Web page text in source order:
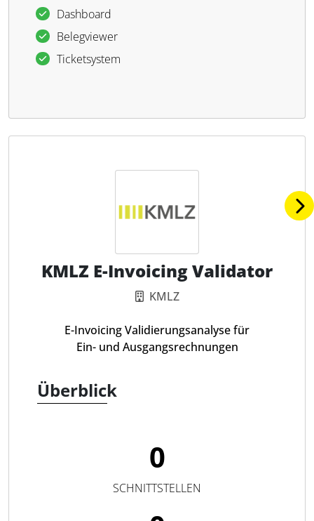
Da­sh­board
Be­leg­viewer
Ti­cket­sys­tem
KMLZ E-Invoicing Validator
KMLZ
E-Invoicing Validierungsanalyse für
Ein- und Ausgangsrechnungen
Überblick
0
SCHNITTSTELLEN